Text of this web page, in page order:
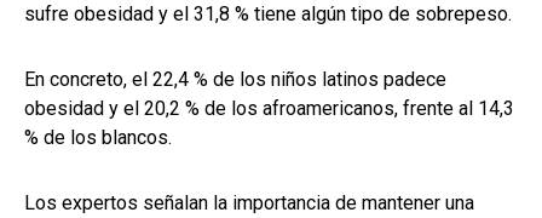
sufre obesidad y el 31,8 % tiene algún tipo de sobrepeso.
En concreto, el 22,4 % de los niños latinos padece
obesidad y el 20,2 % de los afroamericanos, frente al 14,3
% de los blancos.
Los expertos señalan la importancia de mantener una